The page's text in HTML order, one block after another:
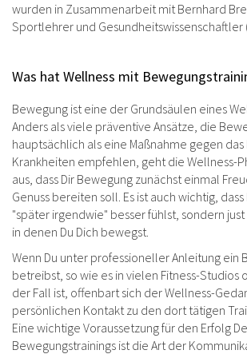
wurden in Zusammenarbeit mit Bernhard
Sportlehrer und Gesundheitswissenschaftler
Was hat Wellness mit
Bewegung ist eine der Grundsäulen eines
Anders als viele präventive Ansätze, die
hauptsächlich als eine Maßnahme gegen
Krankheiten empfehlen, geht die Wellness-
aus, dass Dir Bewegung zunächst einmal
Genuss bereiten soll. Es ist auch wichtig,
"später irgendwie" besser fühlst, sondern
in denen Du Dich bewegst.
Wenn Du unter professioneller Anleitung ein
betreibst, so wie es in vielen Fitness-
der Fall ist, offenbart sich der Wellness-
persönlichen Kontakt zu den dort tätigen
Eine wichtige Voraussetzung für den Erfolg
Bewegungstrainings ist die Art der